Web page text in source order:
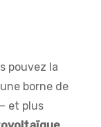
pouvez la
borne de
et plus